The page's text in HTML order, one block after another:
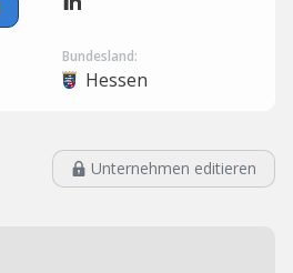
Bundesland:
Hessen
Unternehmen editieren